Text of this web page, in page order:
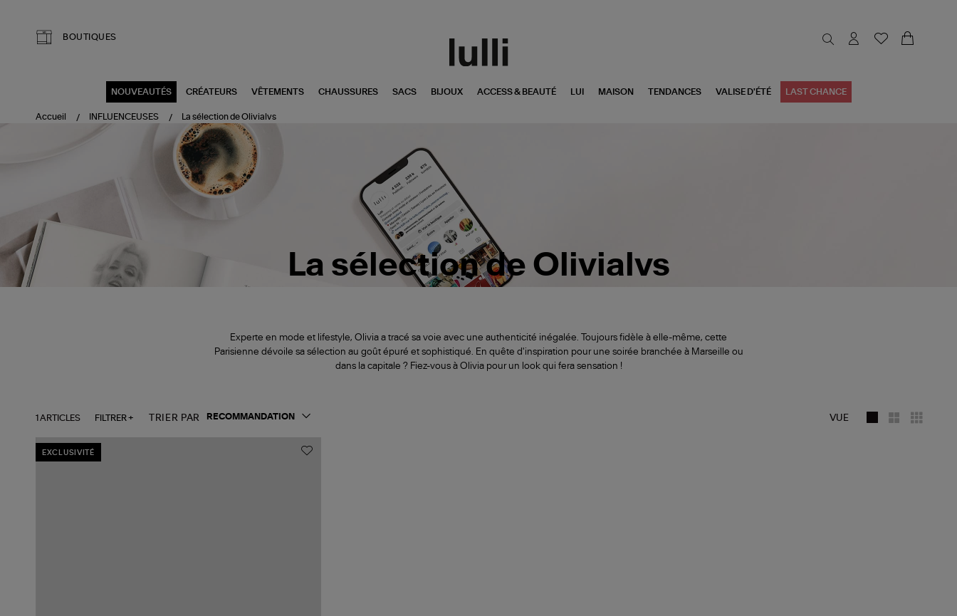
BOUTIQUES
NOUVEAUTÉS CRÉATEURS VÊTEMENTS CHAUSSURES SACS BIJOUX ACCESS & BEAUTÉ LUI MAISON TENDANCES VALISE D'ÉTÉ LAST CHANCE
Accueil INFLUENCEUSES La sélection de Olivialvs
La sélection de Olivialvs
Experte en mode et lifestyle, Olivia a tracé sa voie avec une authenticité inégalée. Toujours fidèle à elle-même, cette
Parisienne dévoile sa sélection au goût épuré et sophistiqué. En quête d'inspiration pour une soirée branchée à Marseille ou
dans la capitale ? Fiez-vous à Olivia pour un look qui fera sensation !
1 ARTICLES FILTRER + TRIER PAR VUE
EXCLUSIVITÉ